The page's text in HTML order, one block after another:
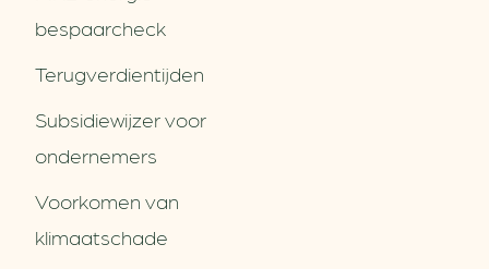
bespaarcheck
Terugverdien­tijden
Subsidiewijzer voor
ondernemers
Voorkomen van
klimaatschade